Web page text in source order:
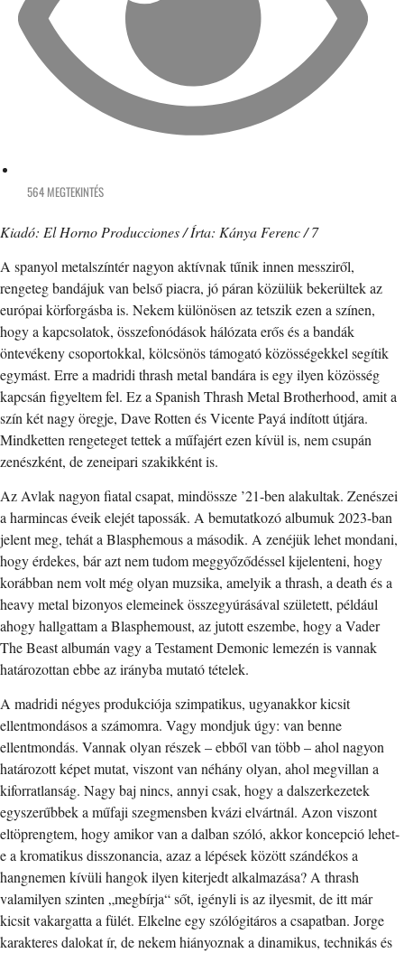
564 MEGTEKINTÉS
Kiadó: El Horno Producciones / Írta: Kánya Ferenc / 7
A spanyol metalszíntér nagyon aktívnak tűnik innen messziről,
rengeteg bandájuk van belső piacra, jó páran közülük bekerültek az
európai körforgásba is. Nekem különösen az tetszik ezen a színen,
hogy a kapcsolatok, összefonódások hálózata erős és a bandák
öntevékeny csoportokkal, kölcsönös támogató közösségekkel segítik
egymást. Erre a madridi thrash metal bandára is egy ilyen közösség
kapcsán figyeltem fel. Ez a Spanish Thrash Metal Brotherhood, amit a
szín két nagy öregje, Dave Rotten és Vicente Payá indított útjára.
Mindketten rengeteget tettek a műfajért ezen kívül is, nem csupán
zenészként, de zeneipari szakikként is.
Az Avlak nagyon fiatal csapat, mindössze ’21-ben alakultak. Zenészei
a harmincas éveik elejét tapossák. A bemutatkozó albumuk 2023-ban
jelent meg, tehát a Blasphemous a második. A zenéjük lehet mondani,
hogy érdekes, bár azt nem tudom meggyőződéssel kijelenteni, hogy
korábban nem volt még olyan muzsika, amelyik a thrash, a death és a
heavy metal bizonyos elemeinek összegyúrásával született, például
ahogy hallgattam a Blasphemoust, az jutott eszembe, hogy a Vader
The Beast albumán vagy a Testament Demonic lemezén is vannak
határozottan ebbe az irányba mutató tételek.
A madridi négyes produkciója szimpatikus, ugyanakkor kicsit
ellentmondásos a számomra. Vagy mondjuk úgy: van benne
ellentmondás. Vannak olyan részek – ebből van több – ahol nagyon
határozott képet mutat, viszont van néhány olyan, ahol megvillan a
kiforratlanság. Nagy baj nincs, annyi csak, hogy a dalszerkezetek
egyszerűbbek a műfaji szegmensben kvázi elvártnál. Azon viszont
eltöprengtem, hogy amikor van a dalban szóló, akkor koncepció lehet-
e a kromatikus disszonancia, azaz a lépések között szándékos a
hangnemen kívüli hangok ilyen kiterjedt alkalmazása? A thrash
valamilyen szinten „megbírja“ sőt, igényli is az ilyesmit, de itt már
kicsit vakargatta a fülét. Elkelne egy szólógitáros a csapatban. Jorge
karakteres dalokat ír, de nekem hiányoznak a dinamikus, technikás és